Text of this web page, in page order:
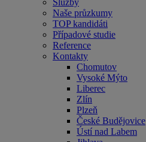
Služby
Naše průzkumy
TOP kandidáti
Případové studie
Reference
Kontakty
Chomutov
Vysoké Mýto
Liberec
Zlín
Plzeň
České Budějovice
Ústí nad Labem